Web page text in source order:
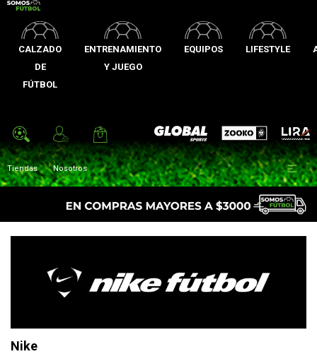
CALZADO
DE
FÚTBOL
ENTRENAMIENTO
Y JUEGO
EQUIPOS LIFESTYLE
Global Sports Zooko Lira
Tiendas Nosotros 
Nike